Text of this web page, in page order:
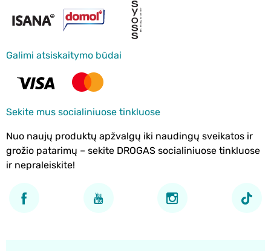
Galimi atsiskaitymo būdai
Sekite mus socialiniuose tinkluose
Nuo naujų produktų apžvalgų iki naudingų sveikatos ir
grožio patarimų – sekite DROGAS socialiniuose tinkluose
ir nepraleiskite!